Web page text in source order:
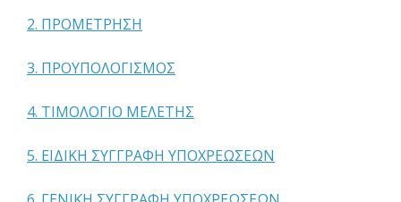
2. ΠΡΟΜΕΤΡΗΣΗ
3. ΠΡΟΥΠΟΛΟΓΙΣΜΟΣ
4. ΤΙΜΟΛΟΓΙΟ ΜΕΛΕΤΗΣ
5. ΕΙΔΙΚΗ ΣΥΓΓΡΑΦΗ ΥΠΟΧΡΕΩΣΕΩΝ